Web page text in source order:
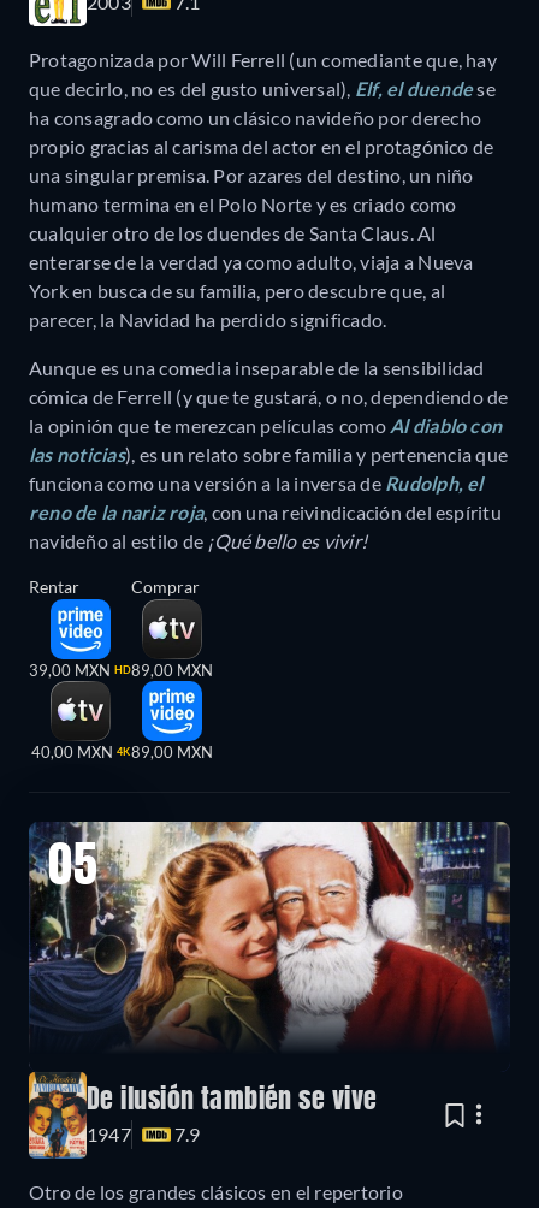
Protagonizada por Will Ferrell (un comediante que, hay
que decirlo, no es del gusto universal), Elf, el duendese
ha consagrado como un clásico navideño por derecho
propio gracias al carisma del actor en el protagónico de
una singular premisa. Por azares del destino, un niño
humano termina en el Polo Norte y es criado como
cualquier otro de los duendes de Santa Claus. Al
enterarse de la verdad ya como adulto, viaja a Nueva
York en busca de su familia, pero descubre que, al
parecer, la Navidad ha perdido significado.
Aunque es una comedia inseparable de la sensibilidad
cómica de Ferrell (y que te gustará, o no, dependiendo de
la opinión que te merezcan películas como Al diablo con
las noticias), es un relato sobre familia y pertenencia que
funciona como una versión a la inversa de Rudolph, el
reno de la nariz roja, con una reivindicación del espíritu
navideño al estilo de ¡Qué bello es vivir!
Rentar
39,00 MXN HD
40,00 MXN 4K
Comprar
89,00 MXN
89,00 MXN
05
De ilusión también se vive
1947 7.9
Otro de los grandes clásicos en el repertorio